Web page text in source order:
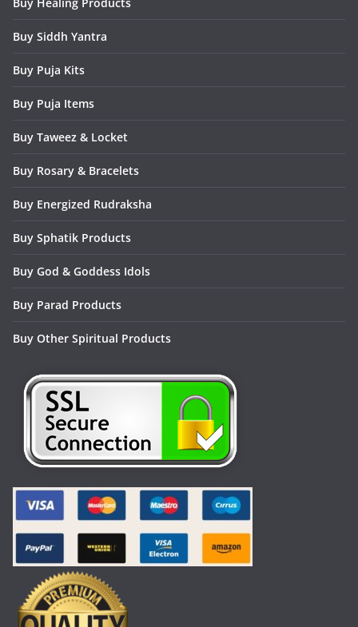
Buy Siddh Yantra
Buy Puja Kits
Buy Puja Items
Buy Taweez & Locket
Buy Rosary & Bracelets
Buy Energized Rudraksha
Buy Sphatik Products
Buy God & Goddess Idols
Buy Parad Products
Buy Other Spiritual Products